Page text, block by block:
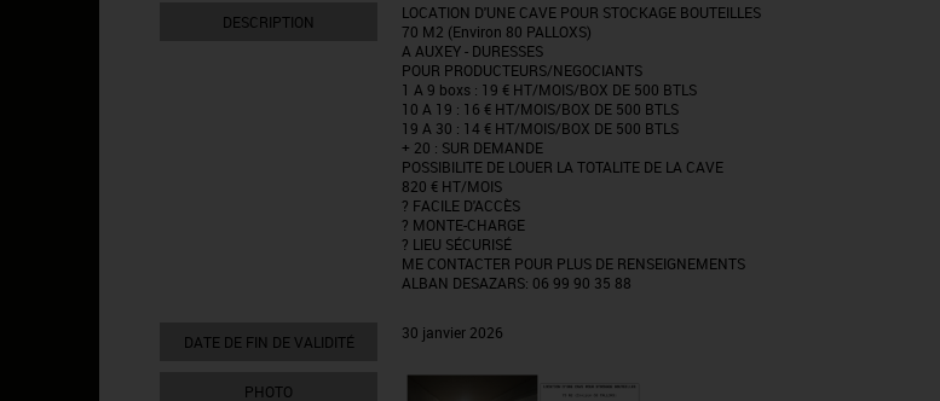
DESCRIPTION
LOCATION D'UNE CAVE POUR STOCKAGE BOUTEILLES
70 M2 (Environ 80 PALLOXS)
A AUXEY - DURESSES
POUR PRODUCTEURS/NEGOCIANTS
1 A 9 boxs : 19 € HT/MOIS/BOX DE 500 BTLS
10 A 19 : 16 € HT/MOIS/BOX DE 500 BTLS
19 A 30 : 14 € HT/MOIS/BOX DE 500 BTLS
+ 20 : SUR DEMANDE
POSSIBILITE DE LOUER LA TOTALITE DE LA CAVE
820 € HT/MOIS
? FACILE D'ACCÈS
? MONTE-CHARGE
? LIEU SÉCURISÉ
ME CONTACTER POUR PLUS DE RENSEIGNEMENTS
ALBAN DESAZARS: 06 99 90 35 88
DATE DE FIN DE VALIDITÉ 30 janvier 2026
PHOTO